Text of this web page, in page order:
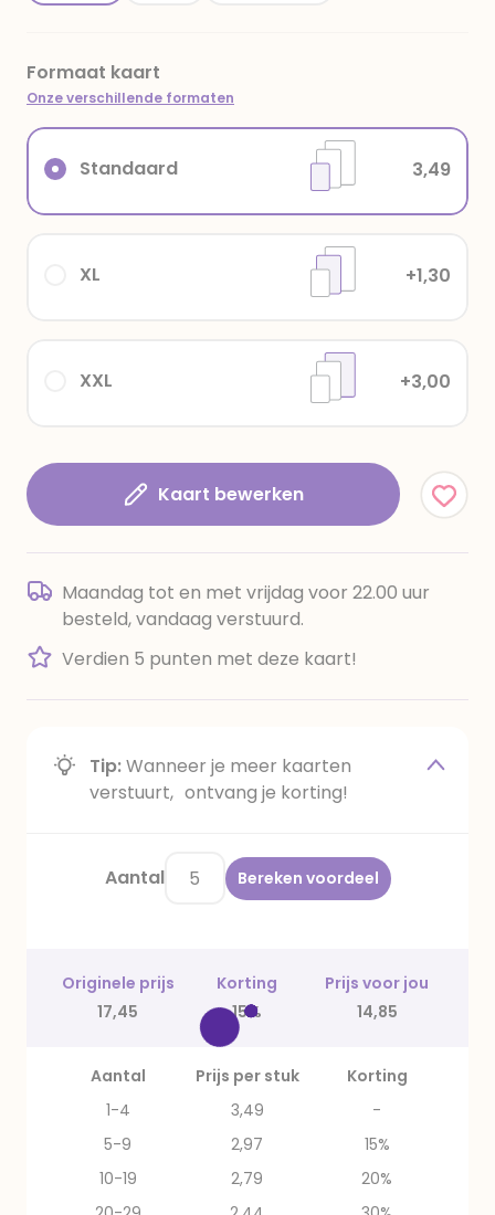
Formaat kaart
Onze verschillende formaten
XXL +3,00
XL +1,30
Standaard 3,49
Kaart bewerken
Maandag tot en met vrijdag voor 22.00 uur
besteld, vandaag verstuurd.
Verdien 5 punten met deze kaart!
Tip:Wanneer je meer kaarten
verstuurt, ontvang je korting!
Aantal Bereken voordeel
Originele prijs Korting
Prijs voor jou
17,45
15% 14,85
Aantal Prijs per stuk
Korting
1-4
3,49
-
5-9
2,97
15%
10-19
2,79
20%